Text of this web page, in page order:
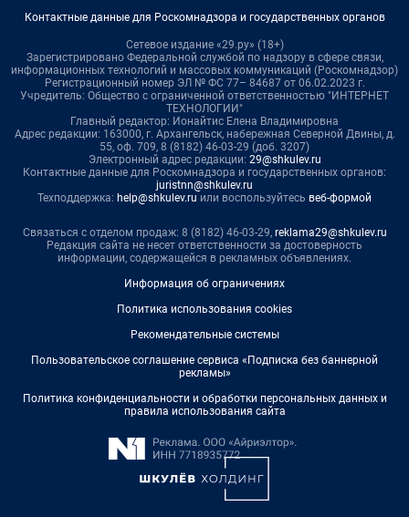
Контактные данные для Роскомнадзора и государственных органов
Сетевое издание «29.ру» (18+)
Зарегистрировано Федеральной службой по надзору в сфере связи,
информационных технологий и массовых коммуникаций (Роскомнадзор)
Регистрационный номер ЭЛ № ФС 77– 84687 от 06.02.2023 г.
Учредитель: Общество с ограниченной ответственностью "ИНТЕРНЕТ
ТЕХНОЛОГИИ"
Главный редактор: Ионайтис Елена Владимировна
Адрес редакции: 163000, г. Архангельск, набережная Северной Двины, д.
55, оф. 709, 8 (8182) 46-03-29 (доб. 3207)
Электронный адрес редакции: 29@shkulev.ru
Контактные данные для Роскомнадзора и государственных органов:
juristnn@shkulev.ru
Техподдержка: help@shkulev.ru или воспользуйтесь веб-формой
Связаться с отделом продаж: 8 (8182) 46-03-29, reklama29@shkulev.ru
Редакция сайта не несет ответственности за достоверность
информации, содержащейся в рекламных объявлениях.
Информация об ограничениях
Политика использования cookies
Рекомендательные системы
Пользовательское соглашение сервиса «Подписка без баннерной
рекламы»
Политика конфиденциальности и обработки персональных данных и
правила использования сайта